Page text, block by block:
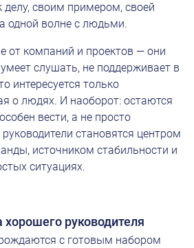
своим примером, своей
одной волне с людьми.
от компаний и проектов — они
умеет слушать, не поддерживает в
интересуется только
о людях. И наоборот: остаются
вести, а не просто
становятся центром
источником стабильности и
ситуациях.
руководителя
с готовым набором